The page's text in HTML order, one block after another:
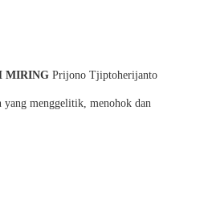
MIRINGPrijono Tjiptoherijanto
menggelitik, menohok dan